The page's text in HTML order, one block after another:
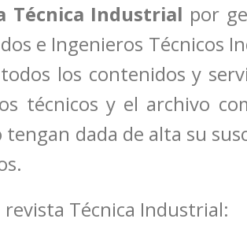
Técnica Industrial por
e Ingenieros Técnicos
los contenidos y
técnicos y el archivo
dada de alta su
revista Técnica Industrial: